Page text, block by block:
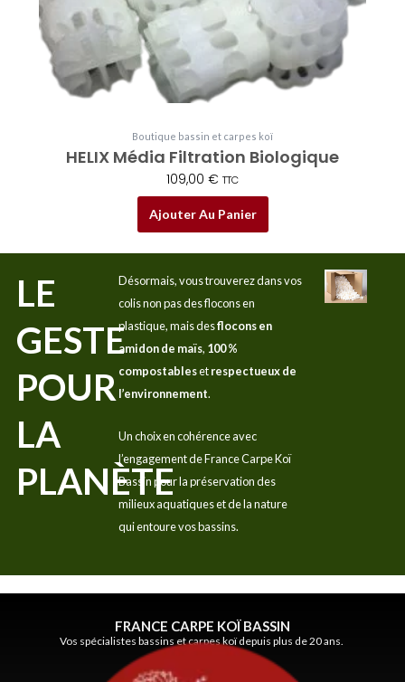
Boutique bassin et carpes koï
HELIX Média Filtration Biologique
109,00 € TTC
Ajouter Au Panier
LE
GESTE
POUR
LA
PLANÈTE
Désormais, vous trouverez dans vos
colis non pas des flocons en
plastique, mais desflocons en
amidon de maïs, 100 %
compostablesetrespectueux de
l’environnement.
Un choix en cohérence avec
l’engagement de France Carpe Koï
Bassin pour la préservation des
milieux aquatiques et de la nature
qui entoure vos bassins.
FRANCE CARPE KOÏ BASSIN
Vos spécialistes bassins et carpes koï depuis plus de 20 ans.